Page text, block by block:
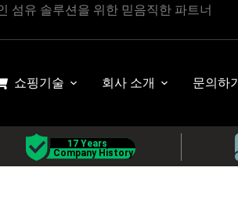
섬유 솔루션을 위한 믿음직한 파트너
쇼핑기술 회사 소개 문의하기